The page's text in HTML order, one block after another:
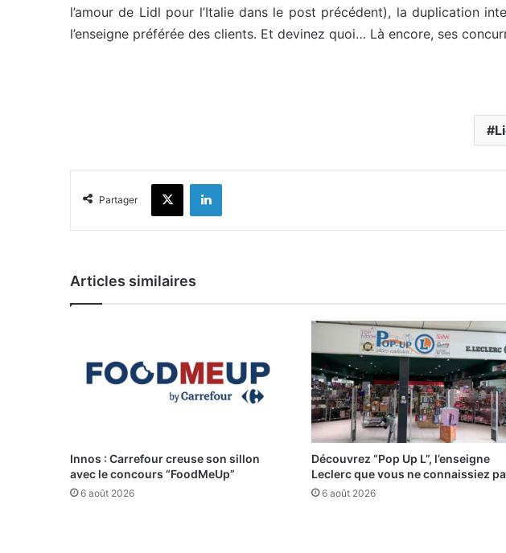
l’amour de Lidl pour l’Italie dans le post précédent), la duplication
l’enseigne préférée des clients. Et devinez quoi… Là encore, ses
Partager
X Linkedin
Articles similaires
Innos : Carrefour creuse son sillon
avec le concours “FoodMeUp”
6 août 2026
Découvrez “Pop Up L”, l’enseigne
Leclerc que vous ne connaissiez
6 août 2026